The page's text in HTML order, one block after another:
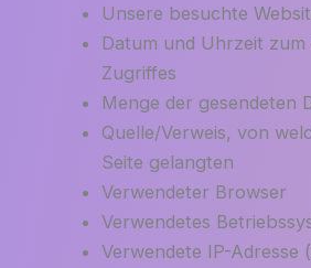
Unsere besuchte
Datum und Uhrzeit
Zugriffes
Menge der gesendeten
Quelle/Verweis, von
Seite gelangten
Verwendeter Browser
Verwendetes
Verwendete IP-Adresse